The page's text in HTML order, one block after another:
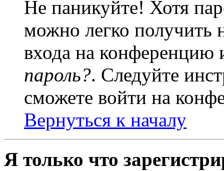
Не паникуйте! Хотя
можно легко получить
входа на
пароль?. Следуйте
сможете войти на
Вернуться к началу
Я только что